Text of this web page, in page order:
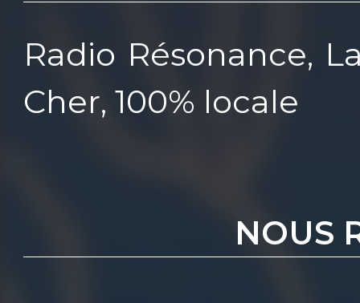
Radio Résonance,
Cher, 100% locale
NOUS